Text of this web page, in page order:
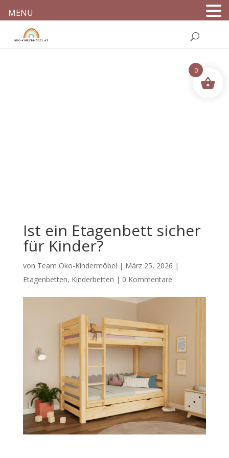
Ist ein Etagenbett sicher
für Kinder?
von Team Öko-Kindermöbel | März 25, 2026 |
Etagenbetten, Kinderbetten | 0 Kommentare
MENU
0